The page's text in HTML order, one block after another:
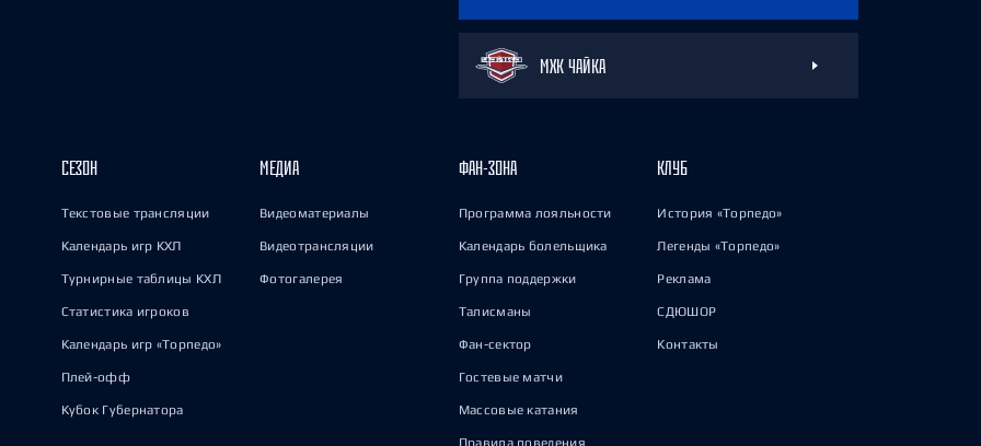
МХК ЧАЙКА
СЕЗОН
Текстовые трансляции
Календарь игр КХЛ
Турнирные таблицы КХЛ
Статистика игроков
Календарь игр «Торпедо»
Плей-офф
Кубок Губернатора
МЕДИА
Видеоматериалы
Видеотрансляции
Фотогалерея
ФАН-ЗОНА
Программа лояльности
Календарь болельщика
Группа поддержки
Талисманы
Фан-сектор
Гостевые матчи
Массовые катания
Правила поведения
КЛУБ
История «Торпедо»
Легенды «Торпедо»
Реклама
СДЮШОР
Контакты